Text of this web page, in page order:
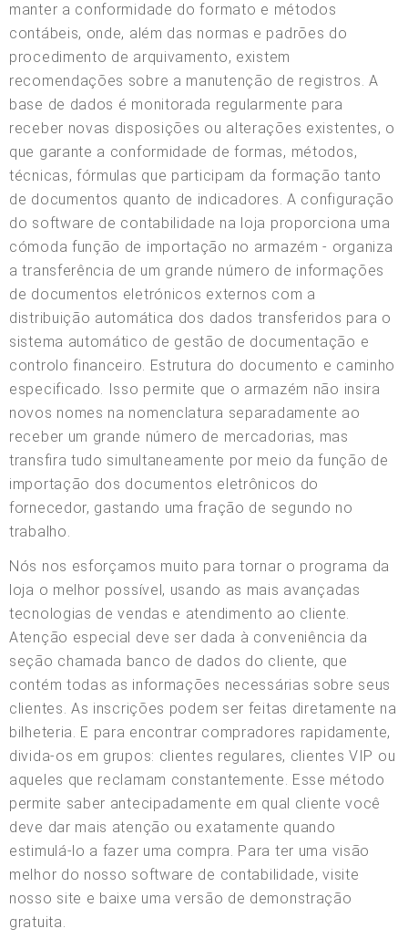
manter a conformidade do formato e métodos
contábeis, onde, além das normas e padrões do
procedimento de arquivamento, existem
recomendações sobre a manutenção de registros. A
base de dados é monitorada regularmente para
receber novas disposições ou alterações existentes, o
que garante a conformidade de formas, métodos,
técnicas, fórmulas que participam da formação tanto
de documentos quanto de indicadores. A configuração
do software de contabilidade na loja proporciona uma
cómoda função de importação no armazém - organiza
a transferência de um grande número de informações
de documentos eletrónicos externos com a
distribuição automática dos dados transferidos para o
sistema automático de gestão de documentação e
controlo financeiro. Estrutura do documento e caminho
especificado. Isso permite que o armazém não insira
novos nomes na nomenclatura separadamente ao
receber um grande número de mercadorias, mas
transfira tudo simultaneamente por meio da função de
importação dos documentos eletrônicos do
fornecedor, gastando uma fração de segundo no
trabalho.
Nós nos esforçamos muito para tornar o programa da
loja o melhor possível, usando as mais avançadas
tecnologias de vendas e atendimento ao cliente.
Atenção especial deve ser dada à conveniência da
seção chamada banco de dados do cliente, que
contém todas as informações necessárias sobre seus
clientes. As inscrições podem ser feitas diretamente na
bilheteria. E para encontrar compradores rapidamente,
divida-os em grupos: clientes regulares, clientes VIP ou
aqueles que reclamam constantemente. Esse método
permite saber antecipadamente em qual cliente você
deve dar mais atenção ou exatamente quando
estimulá-lo a fazer uma compra. Para ter uma visão
melhor do nosso software de contabilidade, visite
nosso site e baixe uma versão de demonstração
gratuita.